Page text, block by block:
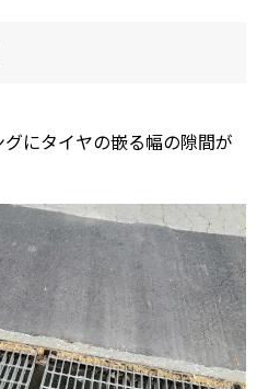
にタイヤの嵌る幅の隙間が